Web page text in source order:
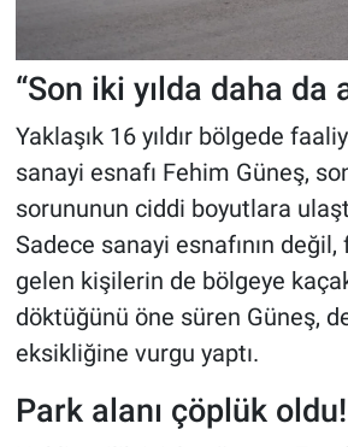
“Son iki yılda daha da
Yaklaşık 16 yıldır bölgede
sanayi esnafı Fehim Güneş,
sorununun ciddi boyutlara
Sadece sanayi esnafının
gelen kişilerin de bölgeye
döktüğünü öne süren Güneş,
eksikliğine vurgu yaptı.
Park alanı çöplük oldu!